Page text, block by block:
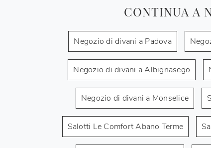
CONTINUA A
Negozio di divani a Padova
Negozio di divani a Albignasego
Negozio di divani a Monselice
Salotti Le Comfort Abano Terme